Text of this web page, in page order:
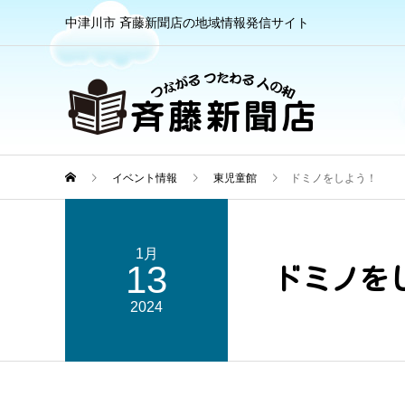
中津川市 斉藤新聞店の地域情報発信サイト
イベント情報 東児童館 ドミノをしよう！
1月
13
2024
ドミノを